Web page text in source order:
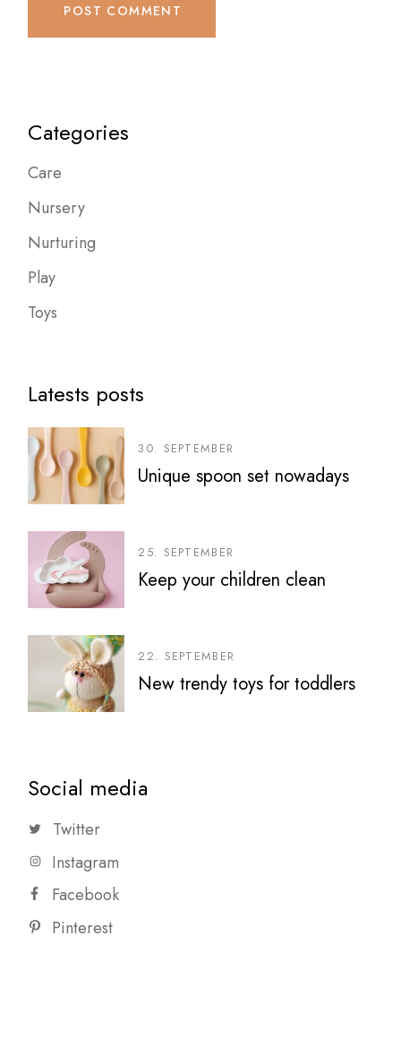
POST COMMENT
Categories
Care
Nursery
Nurturing
Play
Toys
Latests posts
30. SEPTEMBER
Unique spoon set nowadays
25. SEPTEMBER
Keep your children clean
22. SEPTEMBER
New trendy toys for toddlers
Social media
Twitter
Instagram
Facebook
Pinterest